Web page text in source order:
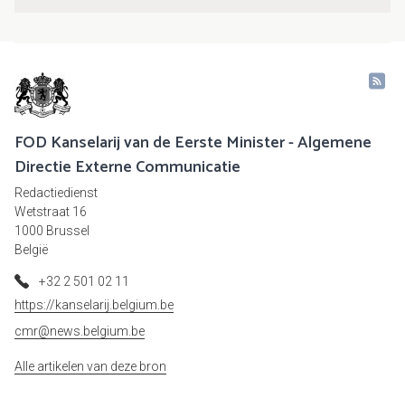
FOD Kanselarij van de Eerste Minister - Algemene
Directie Externe Communicatie
Redactiedienst
Wetstraat 16
1000 Brussel
België
+32 2 501 02 11
https://kanselarij.belgium.be
cmr@news.belgium.be
Alle artikelen van deze bron